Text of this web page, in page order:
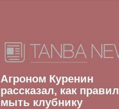
Агроном Куренин
рассказал, как
мыть клубнику